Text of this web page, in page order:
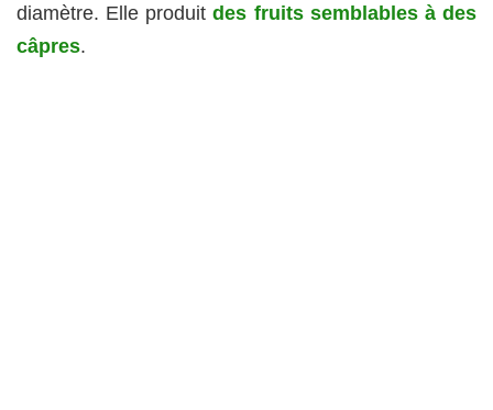
diamètre. Elle produitdes fruits semblables à des
câpres.